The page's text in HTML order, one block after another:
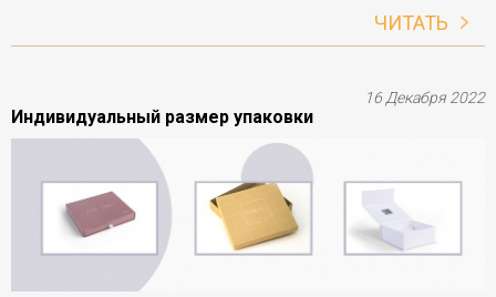
ЧИТАТЬ
Индивидуальный размер упаковки
16 Декабря 2022